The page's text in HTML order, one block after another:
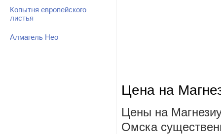
Копытня европейского
листья
Алмагель Нео
Цена на
Цены на
Омска